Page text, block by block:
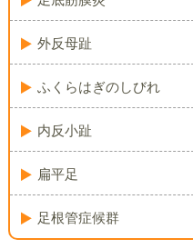
外反母趾
ふくらはぎのしびれ
内反小趾
扁平足
足根管症候群